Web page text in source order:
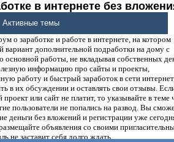
в интернете без
денег.
о заработке и работе в интернете, на котором
дополнительной подработки на дому с
работы, не вкладывая собственных
информацию про сайты и проекты,
работу и быстрый заработок в сети
в их обсуждении и оставлять свои отзывы.
или сайт не платит, то указывайте в теме
пользователи не попались на развод. Вы
деньги без вложений и регистрации уже
объявления со своими
не заставит себя долго ждать.
Активные темы